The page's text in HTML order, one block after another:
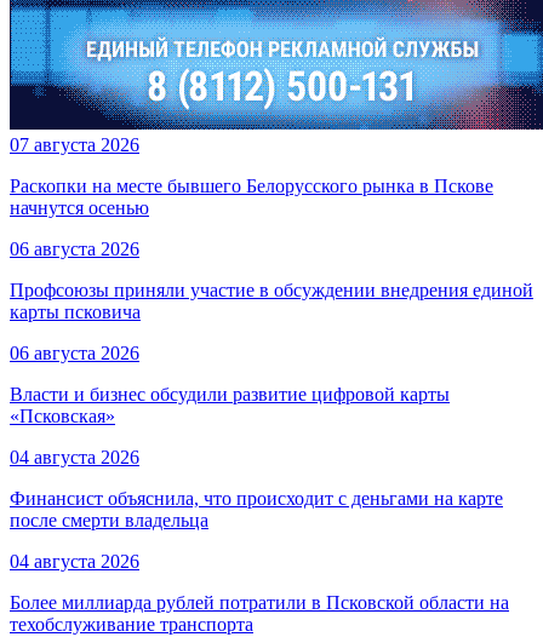
07 августа 2026
Раскопки на месте бывшего Белорусского рынка в Пскове
начнутся осенью
06 августа 2026
Профсоюзы приняли участие в обсуждении внедрения единой
карты псковича
06 августа 2026
Власти и бизнес обсудили развитие цифровой карты
«Псковская»
04 августа 2026
Финансист объяснила, что происходит с деньгами на карте
после смерти владельца
04 августа 2026
Более миллиарда рублей потратили в Псковской области на
техобслуживание транспорта